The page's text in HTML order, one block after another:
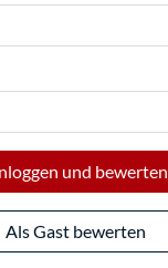
und bewerten
Als Gast bewerten